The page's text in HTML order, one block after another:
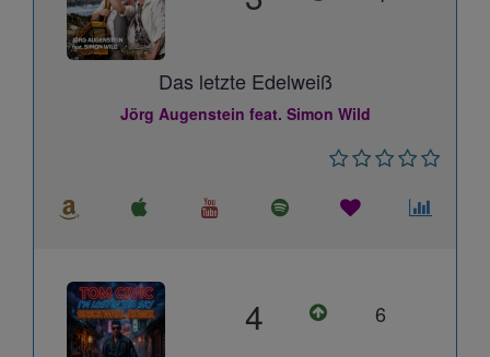
Das letzte Edelweiß
Jörg Augenstein feat. Simon Wild
4 6